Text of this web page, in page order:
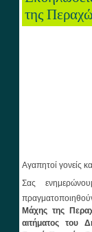
της
Αγαπητοί γονείς
Σας
Μάχης της
αιτήματος του